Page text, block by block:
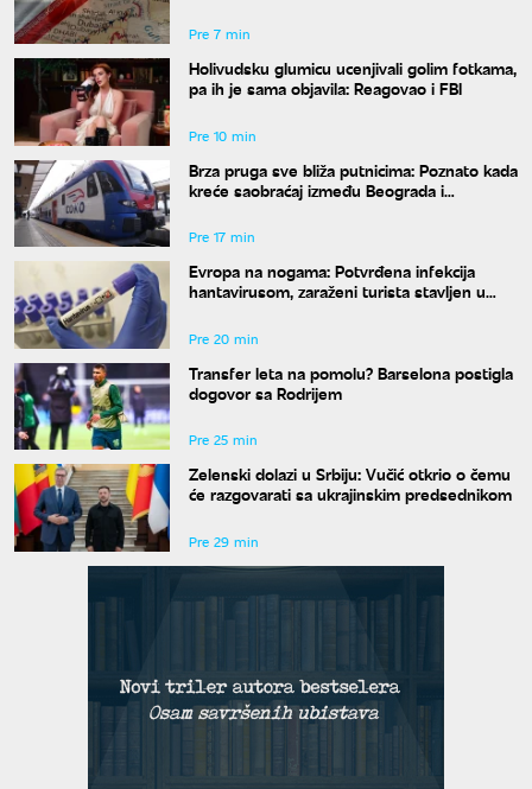
Pre 7 min
Holivudsku glumicu ucenjivali golim fotkama,
pa ih je sama objavila: Reagovao i FBI
Pre 10 min
Brza pruga sve bliža putnicima: Poznato kada
kreće saobraćaj između Beograda i
Pre 17 min
Evropa na nogama: Potvrđena infekcija
hantavirusom, zaraženi turista stavljen u
Pre 20 min
Transfer leta na pomolu? Barselona postigla
dogovor sa Rodrijem
Pre 25 min
Zelenski dolazi u Srbiju: Vučić otkrio o čemu
će razgovarati sa ukrajinskim predsednikom
Pre 29 min